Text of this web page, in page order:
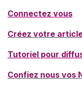
Connectez vous
Créez votre
Tutoriel pour
Confiez nous vos